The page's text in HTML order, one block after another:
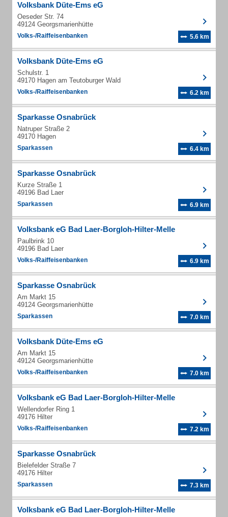
Volksbank Düte-Ems eG
Oeseder Str. 74
49124 Georgsmarienhütte
Volks-/Raiffeisenbanken 5.6 km
Volksbank Düte-Ems eG
Schulstr. 1
49170 Hagen am Teutoburger Wald
Volks-/Raiffeisenbanken 6.2 km
Sparkasse Osnabrück
Natruper Straße 2
49170 Hagen
Sparkassen 6.4 km
Sparkasse Osnabrück
Kurze Straße 1
49196 Bad Laer
Sparkassen 6.9 km
Volksbank eG Bad Laer-Borgloh-Hilter-Melle
Paulbrink 10
49196 Bad Laer
Volks-/Raiffeisenbanken 6.9 km
Sparkasse Osnabrück
Am Markt 15
49124 Georgsmarienhütte
Sparkassen 7.0 km
Volksbank Düte-Ems eG
Am Markt 15
49124 Georgsmarienhütte
Volks-/Raiffeisenbanken 7.0 km
Volksbank eG Bad Laer-Borgloh-Hilter-Melle
Wellendorfer Ring 1
49176 Hilter
Volks-/Raiffeisenbanken 7.2 km
Sparkasse Osnabrück
Bielefelder Straße 7
49176 Hilter
Sparkassen 7.3 km
Volksbank eG Bad Laer-Borgloh-Hilter-Melle